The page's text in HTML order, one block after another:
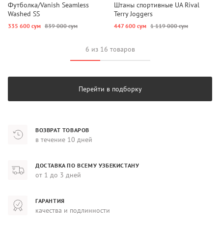
Футболка/Vanish Seamless
Washed SS
335 600 сум 839 000 сум
Штаны спортивные UA Rival
Terry Joggers
447 600 сум 1 119 000 сум
6 из 16 товаров
Перейти в подборку
ВОЗВРАТ ТОВАРОВ
в течение 10 дней
ДОСТАВКА ПО ВСЕМУ УЗБЕКИСТАНУ
от 1 до 3 дней
ГАРАНТИЯ
качества и подлинности